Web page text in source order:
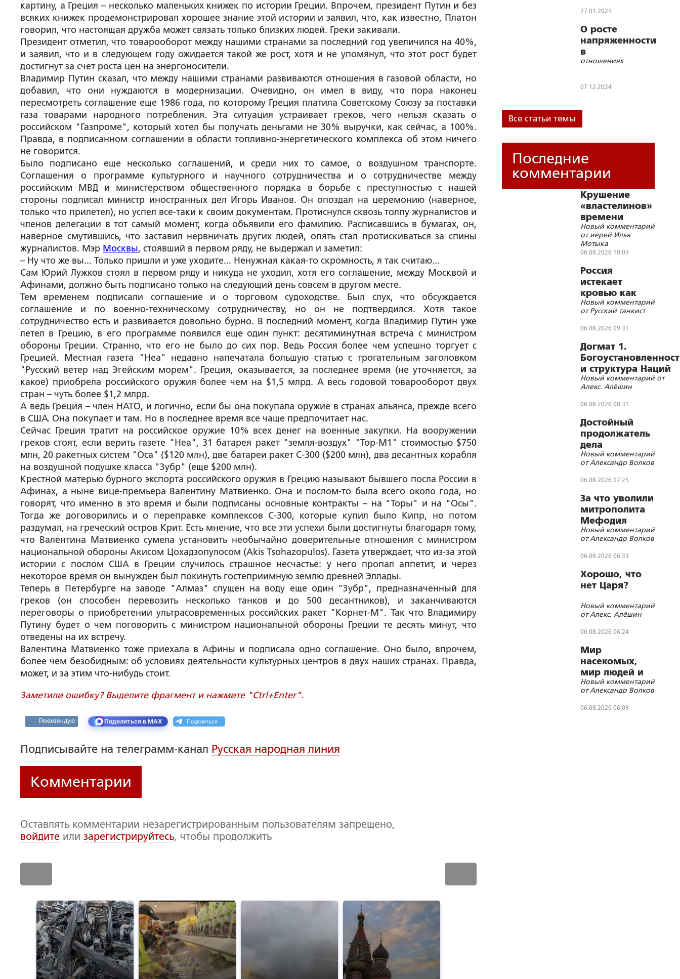
картину, а Греция – несколько маленьких книжек по истории Греции. Впрочем, президент Путин и без
всяких книжек продемонстрировал хорошее знание этой истории и заявил, что, как известно, Платон
говорил, что настоящая дружба может связать только близких людей. Греки закивали.
Президент отметил, что товарооборот между нашими странами за последний год увеличился на 40%,
и заявил, что и в следующем году ожидается такой же рост, хотя и не упомянул, что этот рост будет
достигнут за счет роста цен на энергоносители.
Владимир Путин сказал, что между нашими странами развиваются отношения в газовой области, но
добавил, что они нуждаются в модернизации. Очевидно, он имел в виду, что пора наконец
пересмотреть соглашение еще 1986 года, по которому Греция платила Советскому Союзу за поставки
газа товарами народного потребления. Эта ситуация устраивает греков, чего нельзя сказать о
российском "Газпроме", который хотел бы получать деньгами не 30% выручки, как сейчас, а 100%.
Правда, в подписанном соглашении в области топливно-энергетического комплекса об этом ничего
не говорится.
Было подписано еще несколько соглашений, и среди них то самое, о воздушном транспорте.
Соглашения о программе культурного и научного сотрудничества и о сотрудничестве между
российским МВД и министерством общественного порядка в борьбе с преступностью с нашей
стороны подписал министр иностранных дел Игорь Иванов. Он опоздал на церемонию (наверное,
только что прилетел), но успел все-таки к своим документам. Протиснулся сквозь толпу журналистов и
членов делегации в тот самый момент, когда объявили его фамилию. Расписавшись в бумагах, он,
наверное смутившись, что заставил нервничать других людей, опять стал протискиваться за спины
журналистов. Мэр Москвы, стоявший в первом ряду, не выдержал и заметил:
– Ну что же вы... Только пришли и уже уходите... Ненужная какая-то скромность, я так считаю...
Сам Юрий Лужков стоял в первом ряду и никуда не уходил, хотя его соглашение, между Москвой и
Афинами, должно быть подписано только на следующий день совсем в другом месте.
Тем временем подписали соглашение и о торговом судоходстве. Был слух, что обсуждается
соглашение и по военно-техническому сотрудничеству, но он не подтвердился. Хотя такое
сотрудничество есть и развивается довольно бурно. В последний момент, когда Владимир Путин уже
летел в Грецию, в его программе появился еще один пункт: десятиминутная встреча с министром
обороны Греции. Странно, что его не было до сих пор. Ведь Россия более чем успешно торгует с
Грецией. Местная газета "Неа" недавно напечатала большую статью с трогательным заголовком
"Русский ветер над Эгейским морем". Греция, оказывается, за последнее время (не уточняется, за
какое) приобрела российского оружия более чем на $1,5 млрд. А весь годовой товарооборот двух
стран – чуть более $1,2 млрд.
А ведь Греция – член НАТО, и логично, если бы она покупала оружие в странах альянса, прежде всего
в США. Она покупает и там. Но в последнее время все чаще предпочитает нас.
Сейчас Греция тратит на российское оружие 10% всех денег на военные закупки. На вооружении
греков стоят, если верить газете "Неа", 31 батарея ракет "земля-воздух" "Тор-М1" стоимостью $750
млн, 20 ракетных систем "Оса" ($120 млн), две батареи ракет С-300 ($200 млн), два десантных корабля
на воздушной подушке класса "Зубр" (еще $200 млн).
Крестной матерью бурного экспорта российского оружия в Грецию называют бывшего посла России в
Афинах, а ныне вице-премьера Валентину Матвиенко. Она и послом-то была всего около года, но
говорят, что именно в это время и были подписаны основные контракты – на "Торы" и на "Осы".
Тогда же договорились и о переправке комплексов С-300, которые купил было Кипр, но потом
раздумал, на греческий остров Крит. Есть мнение, что все эти успехи были достигнуты благодаря тому,
что Валентина Матвиенко сумела установить необычайно доверительные отношения с министром
национальной обороны Акисом Цохадзопулосом (Akis Tsohazopulos). Газета утверждает, что из-за этой
истории с послом США в Греции случилось страшное несчастье: у него пропал аппетит, и через
некоторое время он вынужден был покинуть гостеприимную землю древней Эллады.
Теперь в Петербурге на заводе "Алмаз" спущен на воду еще один "Зубр", предназначенный для
греков (он способен перевозить несколько танков и до 500 десантников), и заканчиваются
переговоры о приобретении ультрасовременных российских ракет "Корнет-М". Так что Владимиру
Путину будет о чем поговорить с министром национальной обороны Греции те десять минут, что
отведены на их встречу.
Валентина Матвиенко тоже приехала в Афины и подписала одно соглашение. Оно было, впрочем,
более чем безобидным: об условиях деятельности культурных центров в двух наших странах. Правда,
может, и за этим что-нибудь стоит.
Заметили ошибку? Выделите фрагмент и нажмите "Ctrl+Enter".
Рекомендую Поделиться в MAX Поделиться
Подписывайте на телеграмм-канал Русская народная линия
Комментарии
Оставлять комментарии незарегистрированным пользователям запрещено,
войдите или зарегистрируйтесь, чтобы продолжить
27.01.2025
О росте
напряженности
в
международных
отношениях
07.12.2024
Все статьи темы
Последние
комментарии
Крушение
«властелинов»
времени
Новый комментарий
от иерей Илья
Мотыка
06.08.2026 10:03
Россия
истекает
кровью как
жертвенное
животное?
Новый комментарий
от Русский танкист
06.08.2026 09:31
Догмат 1.
и структура Наций
Новый комментарий от
Алекс. Алёшин
06.08.2026 08:31
Достойный
продолжатель
дела
Губельмана-
Ярославского
Новый комментарий
от Александр Волков
06.08.2026 07:25
За что уволили
митрополита
Мефодия
(Немцова)?
Новый комментарий
от Александр Волков
06.08.2026 06:33
Хорошо, что
нет Царя?
Новый комментарий
от Алекс. Алёшин
06.08.2026 06:24
Мир
насекомых,
мир людей и
блуд
Новый комментарий
от Александр Волков
06.08.2026 06:09